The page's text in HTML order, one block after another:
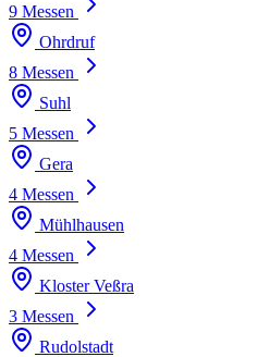
9 Messen
Ohrdruf
8 Messen
Suhl
5 Messen
Gera
4 Messen
Mühlhausen
4 Messen
Kloster Veßra
3 Messen
Rudolstadt